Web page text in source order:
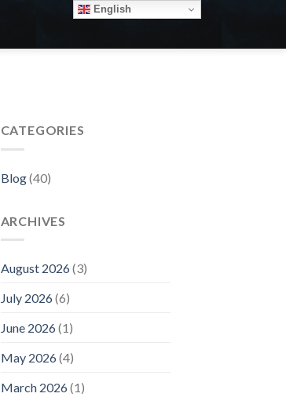
CATEGORIES
Blog(40)
ARCHIVES
August 2026(3)
July 2026(6)
June 2026(1)
May 2026(4)
March 2026(1)
English